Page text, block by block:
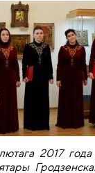
2017 года